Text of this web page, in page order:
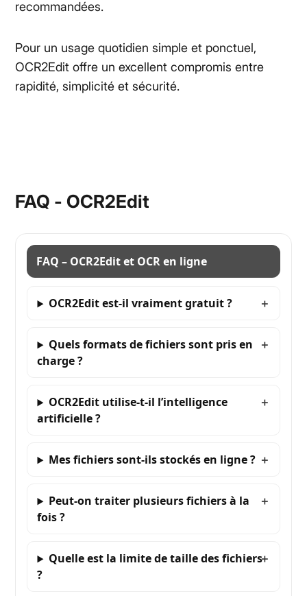
recommandées.
Pour un usage quotidien simple et ponctuel,
OCR2Edit offre un excellent compromis entre
rapidité, simplicité et sécurité.
FAQ - OCR2Edit
FAQ – OCR2Edit et OCR en ligne
OCR2Edit est-il vraiment gratuit ?
Quels formats de fichiers sont pris en
charge ?
OCR2Edit utilise-t-il l’intelligence
artificielle ?
Mes fichiers sont-ils stockés en ligne ?
Peut-on traiter plusieurs fichiers à la
fois ?
Quelle est la limite de taille des fichiers
?